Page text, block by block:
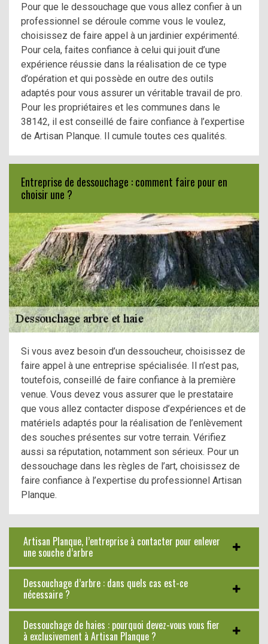
Pour que le dessouchage que vous allez confier à un
professionnel se déroule comme vous le voulez,
choisissez de faire appel à un jardinier expérimenté.
Pour cela, faites confiance à celui qui jouit d’une
expérience réussie dans la réalisation de ce type
d’opération et qui possède en outre des outils
adaptés pour vous assurer un véritable travail de pro.
Pour les propriétaires et les communes dans le
38142, il est conseillé de faire confiance à l’expertise
de Artisan Planque. Il cumule toutes ces qualités.
Entreprise de dessouchage : comment faire pour en
choisir une ?
Si vous avez besoin d’un dessoucheur, choisissez de
faire appel à une entreprise spécialisée. Il n’est pas,
toutefois, conseillé de faire confiance à la première
venue. Vous devez vous assurer que le prestataire
que vous allez contacter dispose d’expériences et de
matériels adaptés pour la réalisation de l’enlèvement
des souches présentes sur votre terrain. Vérifiez
aussi sa réputation, notamment son sérieux. Pour un
dessouchage dans les règles de l’art, choisissez de
faire confiance à l’expertise du professionnel Artisan
Planque.
Artisan Planque, l’entreprise à contacter pour enlever
une souche d’arbre
Dessouchage d’arbre : dans quels cas est-ce
nécessaire ?
Dessouchage de haies : pourquoi devez-vous vous fier
à exclusivement à Artisan Planque ?